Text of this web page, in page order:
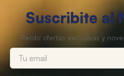
Suscribite al